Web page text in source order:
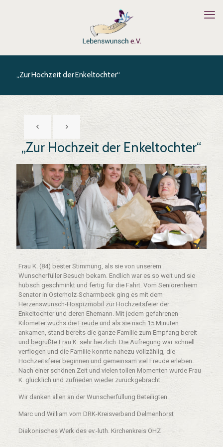
„Zur Hochzeit der Enkeltochter“
„Zur Hochzeit der Enkeltochter“
Frau K. (84) bester Stimmung, als sie von unserem
Wunscherfüller Besuch bekam. Endlich war es so weit und sie
hübsch geschminkt und fertig für die Fahrt. Vom Seniorenheim
Senator in Osterholz-Scharmbeck ging es mit dem
Herzenswunsch-Hospizmobil zur Hochzeitsfeier der
Enkeltochter und deren Ehemann. Mit jedem gefahrenen
Kilometer wuchs die Freude und als sie nach 15 Minuten
ankamen, stand bereits die ganze Familie zum Empfang bereit
und begrüßte Frau K. sehr herzlich. Die Aufregung war schnell
verflogen und die Familie konnte nahezu vollzählig, die
Hochzeitsfeier beginnen und gemeinsam viel Freude erleben.
Nach einer schönen Zeit und vielen tollen Momenten wurde Frau
K. glücklich und zufrieden wieder zurückgebracht.
Wir danken allen an der Wunscherfüllung Beteiligten:
Marc und William vom DRK-Kreisverband Delmenhorst
Diakonisches Werk des ev.-luth. Kirchenkreis OHZ